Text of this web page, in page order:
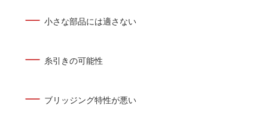
小さな部品には適さない
糸引きの可能性
ブリッジング特性が悪い